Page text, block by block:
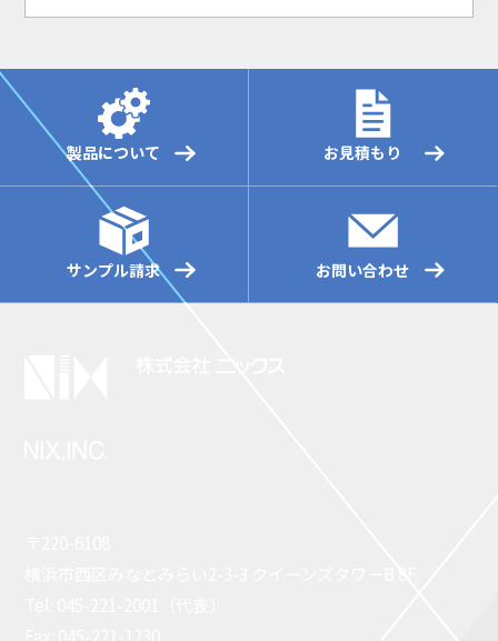
製品について お見積もり
サンプル請求 お問い合わせ